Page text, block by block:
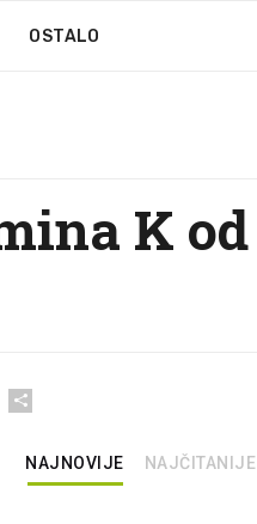
OSTALO
K od
NAJNOVIJE NAJČITANIJE